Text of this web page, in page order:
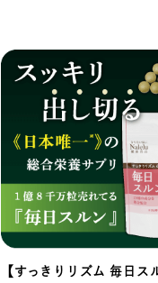
【すっきりリズム 毎日ス